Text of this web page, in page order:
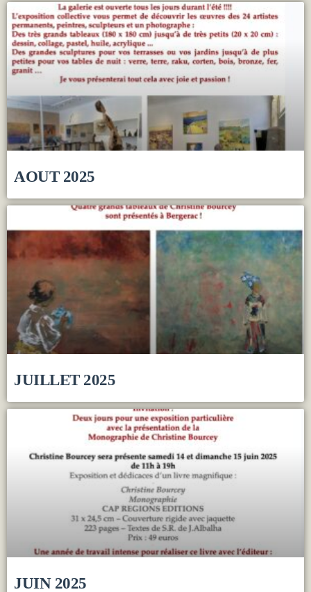
AOUT 2025
JUILLET 2025
JUIN 2025